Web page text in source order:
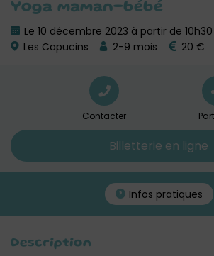
Yoga maman-bébé
Le 10 décembre 2023 à partir de 10h30
Les Capucins
2-9 mois 20 €
Contacter
Billetterie en ligne
Infos pratiques
Description